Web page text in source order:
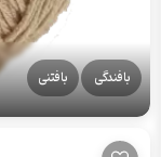
بافندگی بافتنی